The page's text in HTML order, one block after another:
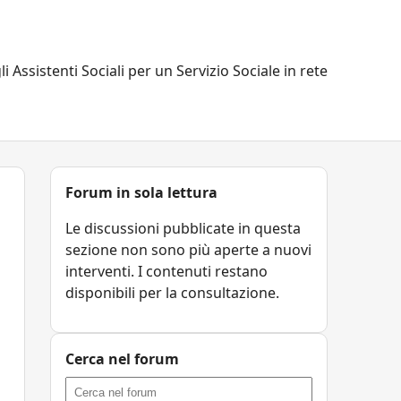
Assistenti Sociali per un Servizio Sociale in rete
Forum in sola lettura
Le discussioni pubblicate in questa
sezione non sono più aperte a nuovi
interventi. I contenuti restano
disponibili per la consultazione.
Cerca nel forum